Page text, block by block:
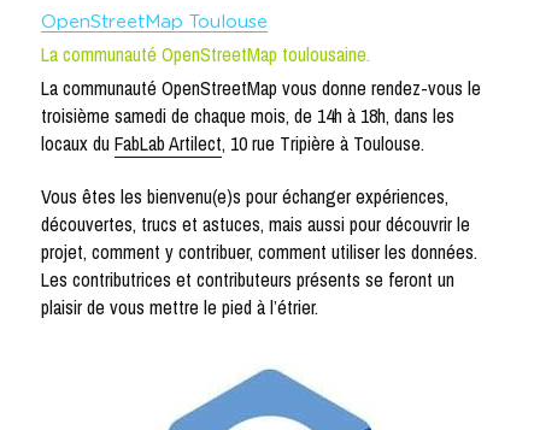
OpenStreetMap Toulouse
La communauté OpenStreetMap toulousaine.
La communauté OpenStreetMap vous donne rendez-vous le
troisième samedi de chaque mois, de 14h à 18h, dans les
locaux du FabLab Artilect, 10 rue Tripière à Toulouse.
Vous êtes les bienvenu(e)s pour échanger expériences,
découvertes, trucs et astuces, mais aussi pour découvrir le
projet, comment y contribuer, comment utiliser les données.
Les contributrices et contributeurs présents se feront un
plaisir de vous mettre le pied à l’étrier.